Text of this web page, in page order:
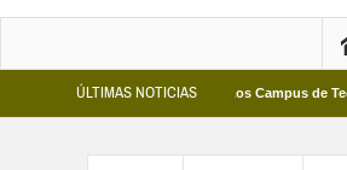
ÚLTIMAS NOTICIAS
2026 Los Campus de